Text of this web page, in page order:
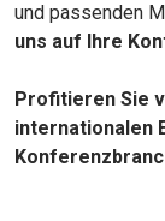
und passenden
uns auf Ihre
Profitieren Sie
internationalen